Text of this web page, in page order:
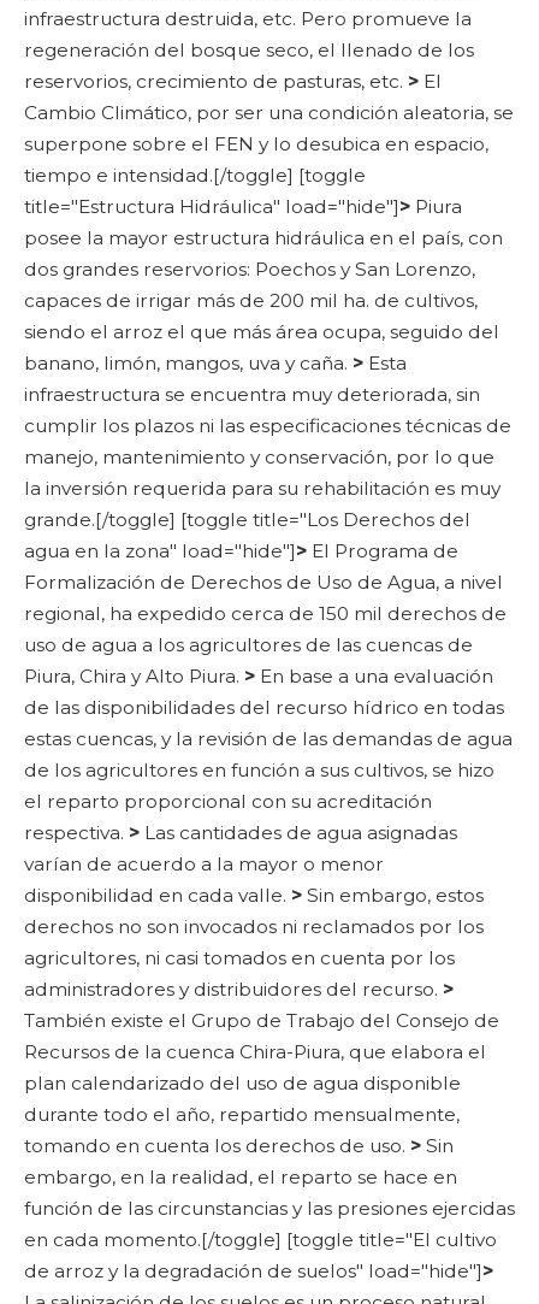
infraestructura destruida, etc. Pero promueve la
regeneración del bosque seco, el llenado de los
reservorios, crecimiento de pasturas, etc. > El
Cambio Climático, por ser una condición aleatoria, se
superpone sobre el FEN y lo desubica en espacio,
tiempo e intensidad.[/toggle] [toggle
title="Estructura Hidráulica" load="hide"]> Piura
posee la mayor estructura hidráulica en el país, con
dos grandes reservorios: Poechos y San Lorenzo,
capaces de irrigar más de 200 mil ha. de cultivos,
siendo el arroz el que más área ocupa, seguido del
banano, limón, mangos, uva y caña. > Esta
infraestructura se encuentra muy deteriorada, sin
cumplir los plazos ni las especificaciones técnicas de
manejo, mantenimiento y conservación, por lo que
la inversión requerida para su rehabilitación es muy
grande.[/toggle] [toggle title="Los Derechos del
agua en la zona" load="hide"]> El Programa de
Formalización de Derechos de Uso de Agua, a nivel
regional, ha expedido cerca de 150 mil derechos de
uso de agua a los agricultores de las cuencas de
Piura, Chira y Alto Piura. > En base a una evaluación
de las disponibilidades del recurso hídrico en todas
estas cuencas, y la revisión de las demandas de agua
de los agricultores en función a sus cultivos, se hizo
el reparto proporcional con su acreditación
respectiva. > Las cantidades de agua asignadas
varían de acuerdo a la mayor o menor
disponibilidad en cada valle. > Sin embargo, estos
derechos no son invocados ni reclamados por los
agricultores, ni casi tomados en cuenta por los
administradores y distribuidores del recurso. >
También existe el Grupo de Trabajo del Consejo de
Recursos de la cuenca Chira-Piura, que elabora el
plan calendarizado del uso de agua disponible
durante todo el año, repartido mensualmente,
tomando en cuenta los derechos de uso. > Sin
embargo, en la realidad, el reparto se hace en
función de las circunstancias y las presiones ejercidas
en cada momento.[/toggle] [toggle title="El cultivo
de arroz y la degradación de suelos" load="hide"]>